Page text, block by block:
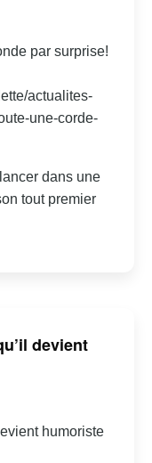
par surprise!
actualites-
une-corde-
dans une
tout premier
devient
humoriste